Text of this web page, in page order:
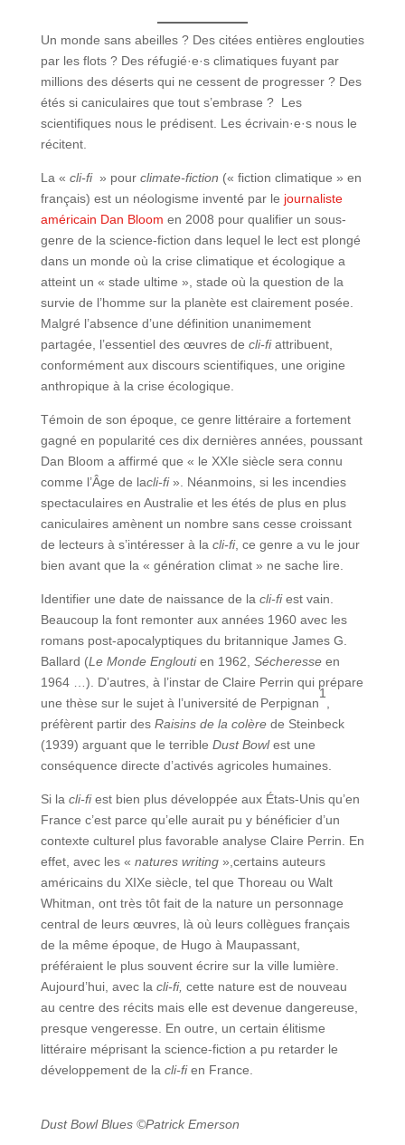
Un monde sans abeilles ? Des citées entières englouties
par les flots ? Des réfugié·e·s climatiques fuyant par
millions des déserts qui ne cessent de progresser ? Des
étés si caniculaires que tout s’embrase ? Les
scientifiques nous le prédisent. Les écrivain·e·s nous le
récitent.
La « cli-fi » pour climate-fiction (« fiction climatique » en
français) est un néologisme inventé par le journaliste
américain Dan Bloom en 2008 pour qualifier un sous-
genre de la science-fiction dans lequel le lect est plongé
dans un monde où la crise climatique et écologique a
atteint un « stade ultime », stade où la question de la
survie de l’homme sur la planète est clairement posée.
Malgré l’absence d’une définition unanimement
partagée, l’essentiel des œuvres de cli-fiattribuent,
conformément aux discours scientifiques, une origine
anthropique à la crise écologique.
Témoin de son époque, ce genre littéraire a fortement
gagné en popularité ces dix dernières années, poussant
Dan Bloom a affirmé que « le XXIe siècle sera connu
comme l’Âge de lacli-fi». Néanmoins, si les incendies
spectaculaires en Australie et les étés de plus en plus
caniculaires amènent un nombre sans cesse croissant
de lecteurs à s’intéresser à la cli-fi, ce genre a vu le jour
bien avant que la « génération climat » ne sache lire.
Identifier une date de naissance de la cli-fiest vain.
Beaucoup la font remonter aux années 1960 avec les
romans post-apocalyptiques du britannique James G.
Ballard (Le Monde Engloutien 1962, Sécheresse en
1964 …). D’autres, à l’instar de Claire Perrin qui prépare
une thèse sur le sujet à l’université de Perpignan
1
préfèrent partir des Raisins de la colèrede Steinbeck
(1939) arguant que le terrible Dust Bowlest une
conséquence directe d’activés agricoles humaines.
Si la cli-fiest bien plus développée aux États-Unis qu’en
France c’est parce qu’elle aurait pu y bénéficier d’un
contexte culturel plus favorable analyse Claire Perrin. En
effet, avec les « natures writing »,certains auteurs
américains du XIXe siècle, tel que Thoreau ou Walt
Whitman, ont très tôt fait de la nature un personnage
central de leurs œuvres, là où leurs collègues français
de la même époque, de Hugo à Maupassant,
préféraient le plus souvent écrire sur la ville lumière.
Aujourd’hui, avec la cli-fi, cette nature est de nouveau
au centre des récits mais elle est devenue dangereuse,
presque vengeresse. En outre, un certain élitisme
littéraire méprisant la science-fiction a pu retarder le
développement de la cli-fien France.
Dust Bowl Blues ©Patrick Emerson